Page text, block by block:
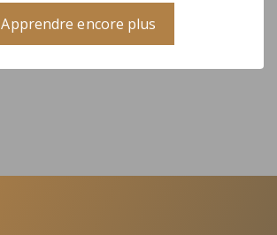
Apprendre encore plus